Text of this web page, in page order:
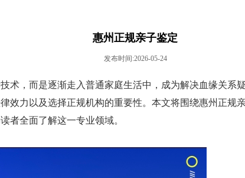
惠州正规亲子鉴定
发布时间:2026-05-24
术，而是逐渐走入普通家庭生活中，成为解决血缘关系
效力以及选择正规机构的重要性。本文将围绕惠州正规
者全面了解这一专业领域。